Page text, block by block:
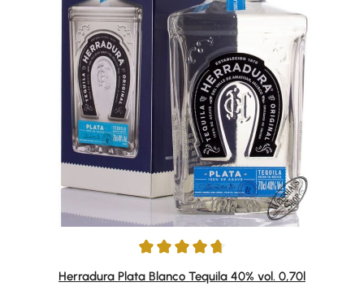
Durchschnittliche Bewertung von 4.86 von 5 Sternen
Herradura Plata Blanco Tequila 40% vol. 0,70l